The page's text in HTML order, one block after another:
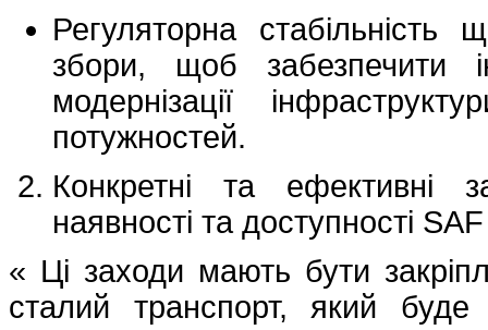
Регуляторна
збори, щоб забезпечити
модернізації
потужностей.
Конкретні та ефективні
наявності та доступності SAF
« Ці заходи мають бути
сталий транспорт, який